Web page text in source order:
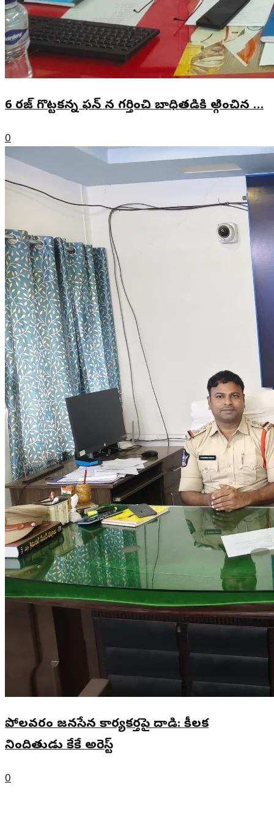
6 రజ్ గొట్టకన్న ఫన్ న గర్తించి బాధితడికి అ్గించిన …
0
పోలవరం జనసేన కార్యకర్తపై దాడి: కీలక
నిందితుడు కేకే అరెస్ట్
0